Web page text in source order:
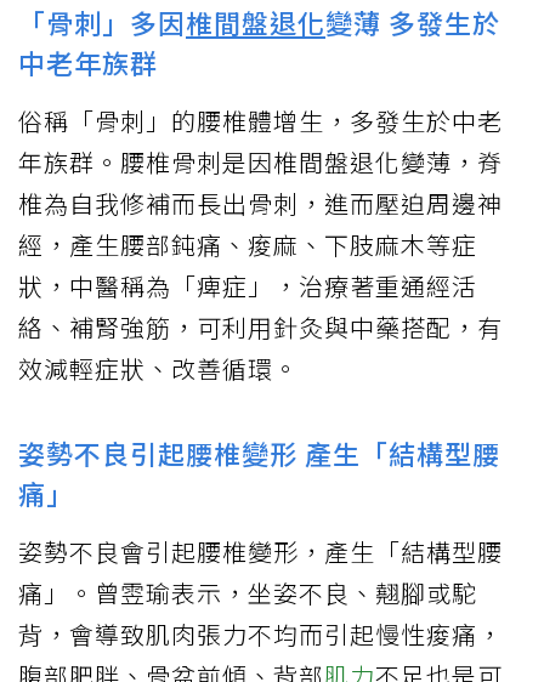
「骨刺」多因椎間盤退化變薄 多發生於
中老年族群
俗稱「骨刺」的腰椎體增生，多發生於中老
年族群。腰椎骨刺是因椎間盤退化變薄，脊
椎為自我修補而長出骨刺，進而壓迫周邊神
經，產生腰部鈍痛、痠麻、下肢麻木等症
狀，中醫稱為「痺症」，治療著重通經活
絡、補腎強筋，可利用針灸與中藥搭配，有
效減輕症狀、改善循環。
姿勢不良引起腰椎變形 產生「結構型腰
痛」
姿勢不良會引起腰椎變形，產生「結構型腰
痛」。曾雴瑜表示，坐姿不良、翹腳或駝
背，會導致肌肉張力不均而引起慢性痠痛，